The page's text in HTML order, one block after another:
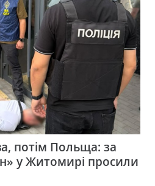
потім Польща: за
у Житомирі просили